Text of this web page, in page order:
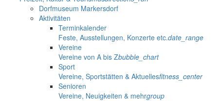
Dorfmuseum Markersdorf
Aktivitäten
Terminkalender
Feste, Ausstellungen, Konzerte etc.date_range
Vereine
Vereine von A bis Zbubble_chart
Sport
Vereine, Sportstätten & Aktuellesfitness_center
Senioren
Vereine, Neuigkeiten & mehrgroup